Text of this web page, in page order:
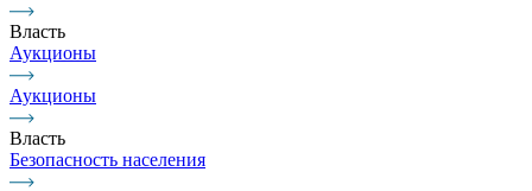
Власть
Аукционы
Аукционы
Власть
Безопасность населения